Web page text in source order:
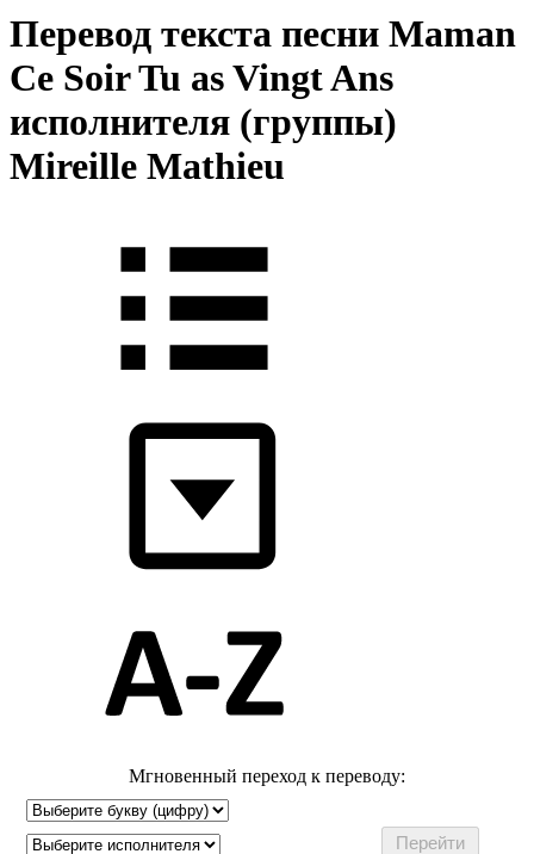
Перевод текста песни Maman
Ce Soir Tu as Vingt Ans
исполнителя (группы)
Mireille Mathieu
Мгновенный переход к переводу: